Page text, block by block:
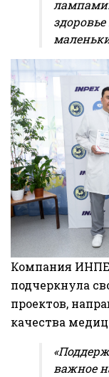
Компания
подчеркнула
проектов,
качества
важное